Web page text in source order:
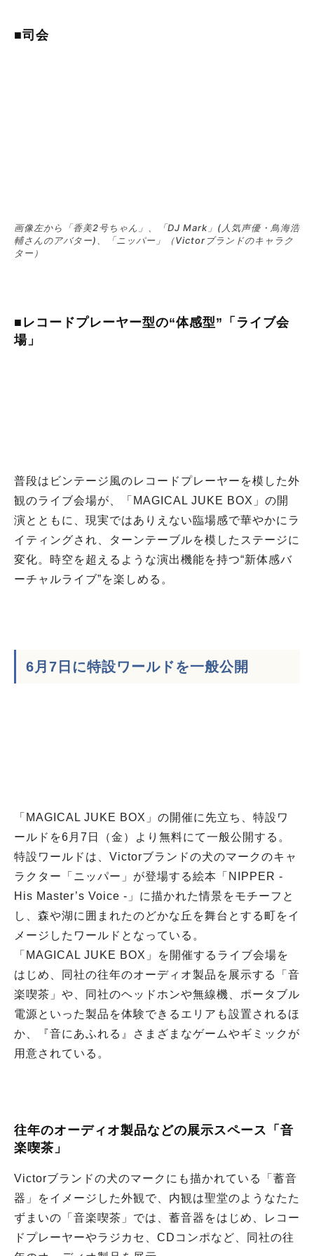
■司会
画像左から「香美2号ちゃん」、「DJ Mark」(人気声優・鳥海浩
輔さんのアバター)、「ニッパー」（Victorブランドのキャラク
ター）
■レコードプレーヤー型の“体感型”「ライブ会
場」
普段はビンテージ風のレコードプレーヤーを模した外
観のライブ会場が、「MAGICAL JUKE BOX」の開
演とともに、現実ではありえない臨場感で華やかにラ
イティングされ、ターンテーブルを模したステージに
変化。時空を超えるような演出機能を持つ“新体感バ
ーチャルライブ”を楽しめる。
6月7日に特設ワールドを一般公開
「MAGICAL JUKE BOX」の開催に先立ち、特設ワ
ールドを6月7日（金）より無料にて一般公開する。
特設ワールドは、Victorブランドの犬のマークのキャ
ラクター「ニッパー」が登場する絵本「NIPPER -
His Master’s Voice -」に描かれた情景をモチーフと
し、森や湖に囲まれたのどかな丘を舞台とする町をイ
メージしたワールドとなっている。
「MAGICAL JUKE BOX」を開催するライブ会場を
はじめ、同社の往年のオーディオ製品を展示する「音
楽喫茶」や、同社のヘッドホンや無線機、ポータブル
電源といった製品を体験できるエリアも設置されるほ
か、『音にあふれる』さまざまなゲームやギミックが
用意されている。
往年のオーディオ製品などの展示スペース「音
楽喫茶」
Victorブランドの犬のマークにも描かれている「蓄音
器」をイメージした外観で、内観は聖堂のようなたた
ずまいの「音楽喫茶」では、蓄音器をはじめ、レコー
ドプレーヤーやラジカセ、CDコンポなど、同社の往